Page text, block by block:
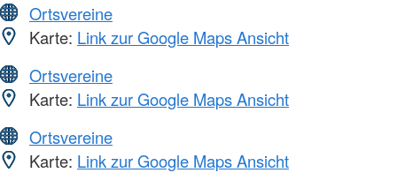
Ortsvereine
Karte: Link zur Google Maps Ansicht
Ortsvereine
Karte: Link zur Google Maps Ansicht
Ortsvereine
Karte: Link zur Google Maps Ansicht